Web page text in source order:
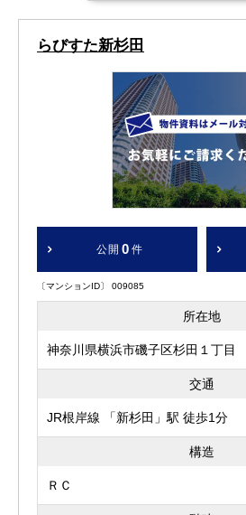
らびすた新杉田
公開 0 件
〔マンションID〕 009085
所在地
神奈川県横浜市磯子区杉田１丁目
交通
JR根岸線 「新杉田」駅 徒歩1分
構造
ＲＣ